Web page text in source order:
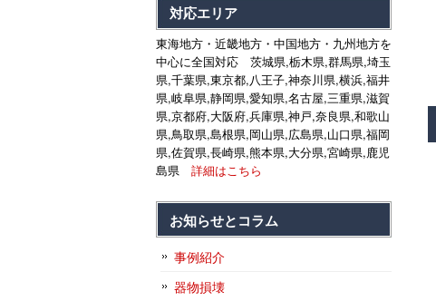
対応エリア
東海地方・近畿地方・中国地方・九州地方を
中心に全国対応 茨城県,栃木県,群馬県,埼玉
県,千葉県,東京都,八王子,神奈川県,横浜,福井
県,岐阜県,静岡県,愛知県,名古屋,三重県,滋賀
県,京都府,大阪府,兵庫県,神戸,奈良県,和歌山
県,鳥取県,島根県,岡山県,広島県,山口県,福岡
県,佐賀県,長崎県,熊本県,大分県,宮崎県,鹿児
島県 詳細はこちら
お知らせとコラム
事例紹介
器物損壊